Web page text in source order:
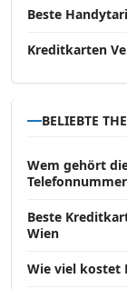
Beste
Kreditkarten
BELIEBTE
Wem gehört
Beste
Wien
Wie viel kostet